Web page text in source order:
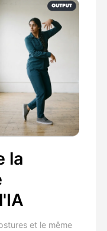
la
et le même